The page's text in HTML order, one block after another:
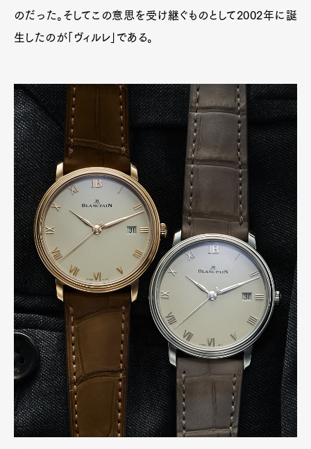
のだった。そしてこの意思を受け継ぐものとして2002年に誕
生したのが「ヴィルレ」である。